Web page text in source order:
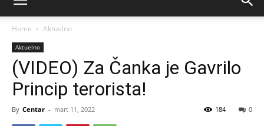
Home Aktuelno
Aktuelno
(VIDEO) Za Čanka je Gavrilo
Princip terorista!
By Centar - mart 11, 2022 0
184